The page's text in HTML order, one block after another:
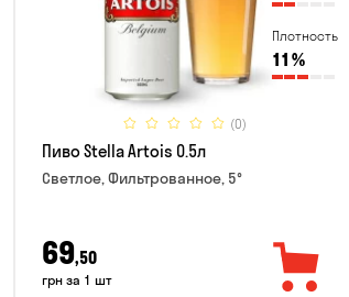
Плотность
11 %
(0)
Пиво Stella Artois 0.5л
Светлое, Фильтрованное, 5°
69,50
грн за 1 шт